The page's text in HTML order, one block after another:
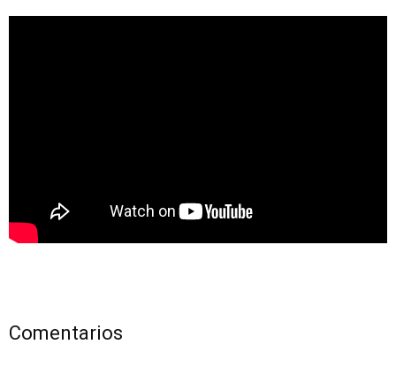
Comentarios